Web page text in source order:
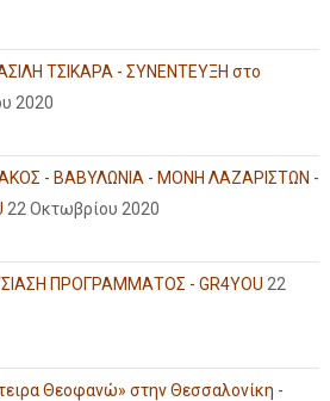
ΤΣΙΚΑΡΑ - ΣΥΝΕΝΤΕΥΞΗ στο
2020
- ΒΑΒΥΛΩΝΙΑ - ΜΟΝΗ ΛΑΖΑΡΙΣΤΩΝ -
22 Οκτωβρίου 2020
ΠΡΟΓΡΑΜΜΑΤΟΣ - GR4YOU 22
Θεοφανώ» στην Θεσσαλονίκη -